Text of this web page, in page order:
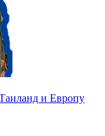
и Европу